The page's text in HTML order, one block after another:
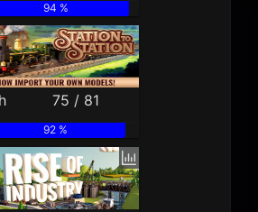
94 %
75 / 81
92 %